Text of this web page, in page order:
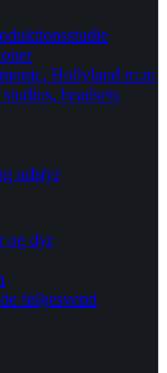
Hollyland m.m
headsets
udstyr
og dyr
følgesvend